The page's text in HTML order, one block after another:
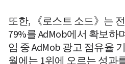
또한, 《로스트 소드》는
79%를 AdMob에서 확보하
임 중 AdMob 광고 점유율
월에는 1위에 오르는 성과